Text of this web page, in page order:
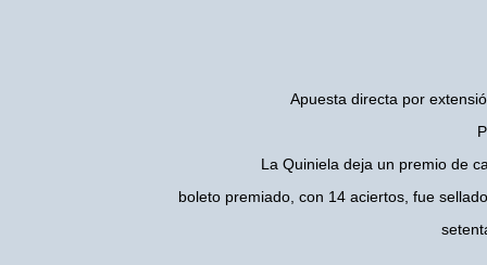
Apuesta directa por
La Quiniela deja un premio de
boleto premiado, con 14 aciertos, fue